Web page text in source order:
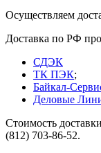
Осуществляем
Доставка по РФ
СДЭК
ТК ПЭК;
Байкал-
Деловые
Стоимость
(812) 703-86-52.